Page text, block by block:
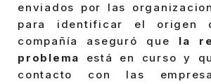
enviados por las
para identificar el origen
compañía aseguró que la
problema
está en curso y
contacto con las